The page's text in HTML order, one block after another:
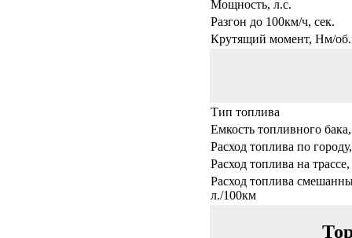
Мощность, л.с.
Разгон до 100км/ч, сек.
Крутящий момент, Нм/
Тип топлива
Емкость топливного
Расход топлива по
Расход топлива на
Расход топлива
л./100км